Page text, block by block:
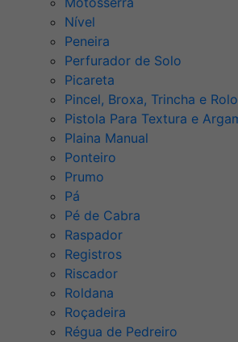
Nível
Peneira
Perfurador de Solo
Picareta
Pincel, Broxa, Trincha e
Pistola Para Textura e
Plaina Manual
Ponteiro
Prumo
Pá
Pé de Cabra
Raspador
Registros
Riscador
Roldana
Roçadeira
Régua de Pedreiro